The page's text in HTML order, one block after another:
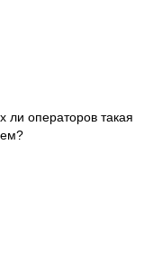
ли операторов такая